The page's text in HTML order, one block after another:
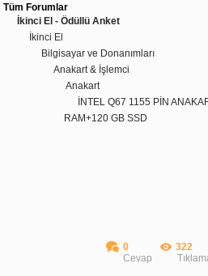
Tüm Forumlar
İkinci El - Ödüllü Anket
İkinci El
Bilgisayar ve Donanımları
Anakart & İşlemci
Anakart
İNTEL Q67 1155 PİN
RAM+120 GB SSD
0
Cevap
322